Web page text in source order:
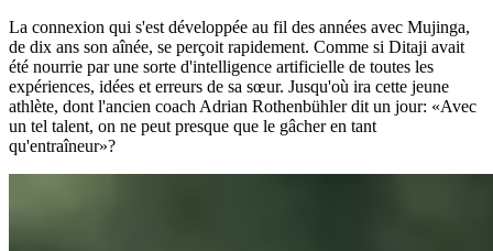
La connexion qui s'est développée au fil des années avec Mujinga,
de dix ans son aînée, se perçoit rapidement. Comme si Ditaji avait
été nourrie par une sorte d'intelligence artificielle de toutes les
expériences, idées et erreurs de sa sœur. Jusqu'où ira cette jeune
athlète, dont l'ancien coach Adrian Rothenbühler dit un jour: «Avec
un tel talent, on ne peut presque que le gâcher en tant
qu'entraîneur»?